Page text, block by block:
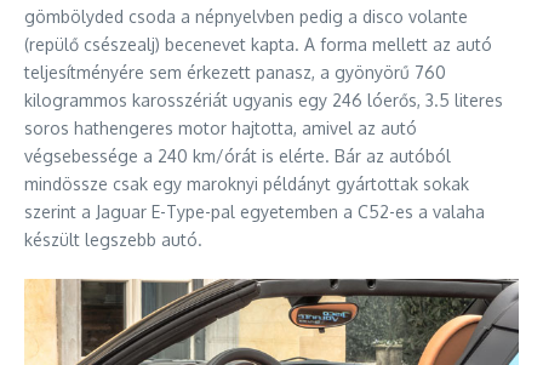
gömbölyded csoda a népnyelvben pedig a disco volante
(repülő csészealj) becenevet kapta. A forma mellett az autó
teljesítményére sem érkezett panasz, a gyönyörű 760
kilogrammos karosszériát ugyanis egy 246 lóerős, 3.5 literes
soros hathengeres motor hajtotta, amivel az autó
végsebessége a 240 km/órát is elérte. Bár az autóból
mindössze csak egy maroknyi példányt gyártottak sokak
szerint a Jaguar E-Type-pal egyetemben a C52-es a valaha
készült legszebb autó.